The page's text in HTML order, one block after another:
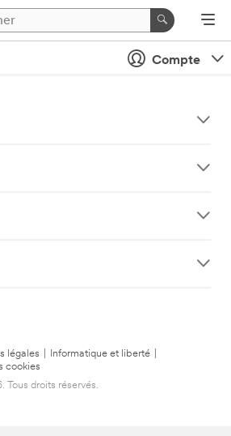
Compte
légales Informatique et liberté
cookies
droits réservés.